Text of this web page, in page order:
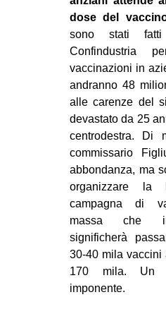
dose del
sono stati
Confindustria
vaccinazioni in
andranno 48
alle carenze del
devastato da 25
centrodestra. Di
commissario
abbondanza, ma
organizzare la
campagna di
massa che
significherà
30-40 mila vaccini
170 mila. Un
imponente.